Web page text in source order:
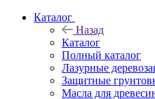
Каталог
Назад
Каталог
Полный каталог
Лазурные
Защитные
Масла для